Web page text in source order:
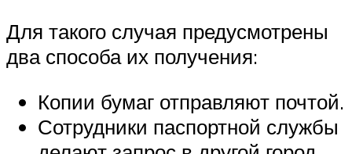
Для такого случая предусмотрены
два способа их получения:
Копии бумаг отправляют почтой.
Сотрудники паспортной службы